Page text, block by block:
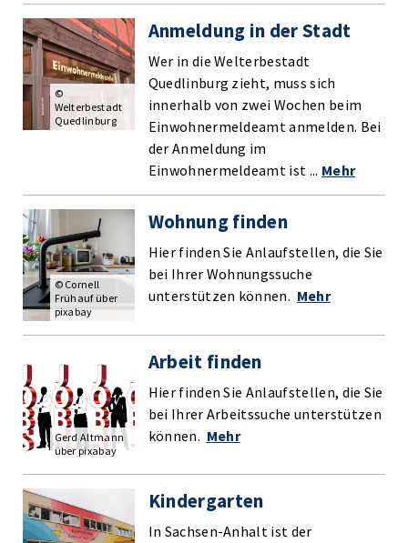
Anmeldung in der Stadt
Wer in die Welterbestadt
Quedlinburg zieht, muss sich
innerhalb von zwei Wochen beim
Einwohnermeldeamt anmelden. Bei
der Anmeldung im
Einwohnermeldeamt ist ... Mehr
©
Welterbestadt
Quedlinburg
Wohnung finden
Hier finden Sie Anlaufstellen, die Sie
bei Ihrer Wohnungssuche
unterstützen können. Mehr
© Cornell
Frühauf über
pixabay
Arbeit finden
Hier finden Sie Anlaufstellen, die Sie
bei Ihrer Arbeitssuche unterstützen
können. Mehr
Gerd Altmann
über pixabay
Kindergarten
In Sachsen-Anhalt ist der